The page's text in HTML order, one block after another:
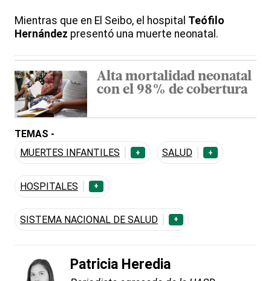
Mientras que en El Seibo, el hospital Teófilo
Hernández presentó una muerte neonatal.
Alta mortalidad neonatal
con el 98% de cobertura
TEMAS -
MUERTES INFANTILES
+ SALUD +
HOSPITALES +
SISTEMA NACIONAL DE SALUD +
Patricia Heredia